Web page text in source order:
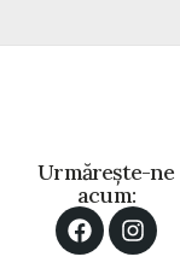
Urmărește-ne
acum: